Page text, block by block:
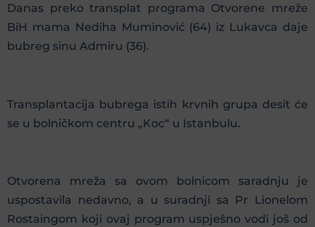
Danas preko transplat programa Otvorene mreže
BiH mama Nediha Muminović (64) iz Lukavca daje
bubreg sinu Admiru (36).
Transplantacija bubrega istih krvnih grupa desit će
se u bolničkom centru „Koc“ u Istanbulu.
Otvorena mreža sa ovom bolnicom saradnju je
uspostavila nedavno, a u suradnji sa Pr Lionelom
Rostaingom koji ovaj program uspješno vodi još od